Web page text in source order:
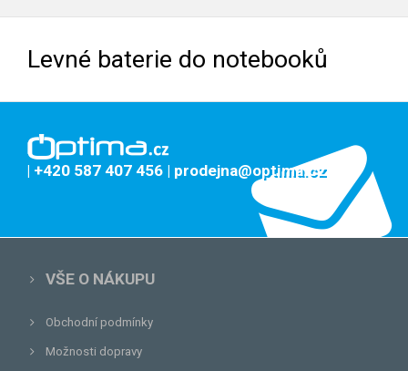
Levné baterie do notebooků
| +420 587 407 456 | prodejna@optima.cz
VŠE O NÁKUPU
Obchodní podmínky
Možnosti dopravy